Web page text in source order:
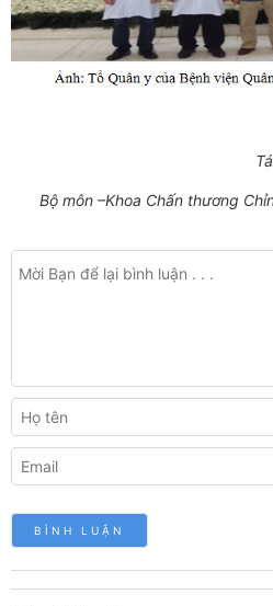
Bộ môn –Khoa Chấn thương